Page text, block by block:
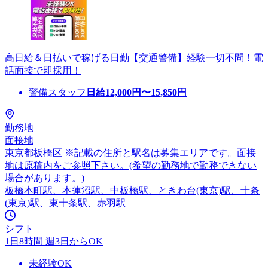
高日給＆日払いで稼げる日勤【交通警備】経験一切不問！電
話面接で即採用！
警備スタッフ 日給12,000円〜15,850円
勤務地
面接地
東京都板橋区 ※記載の住所と駅名は募集エリアです。面接
地は原稿内をご参照下さい。(希望の勤務地で勤務できない
場合があります。)
板橋本町駅、本蓮沼駅、中板橋駅、ときわ台(東京)駅、十条
(東京)駅、東十条駅、赤羽駅
シフト
1日8時間 週3日からOK
未経験OK